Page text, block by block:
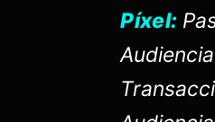
Píxel:
Audiencia